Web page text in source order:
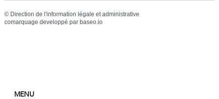
© Direction de l'information légale et administrative
comarquage developpé par baseo.io
MENU